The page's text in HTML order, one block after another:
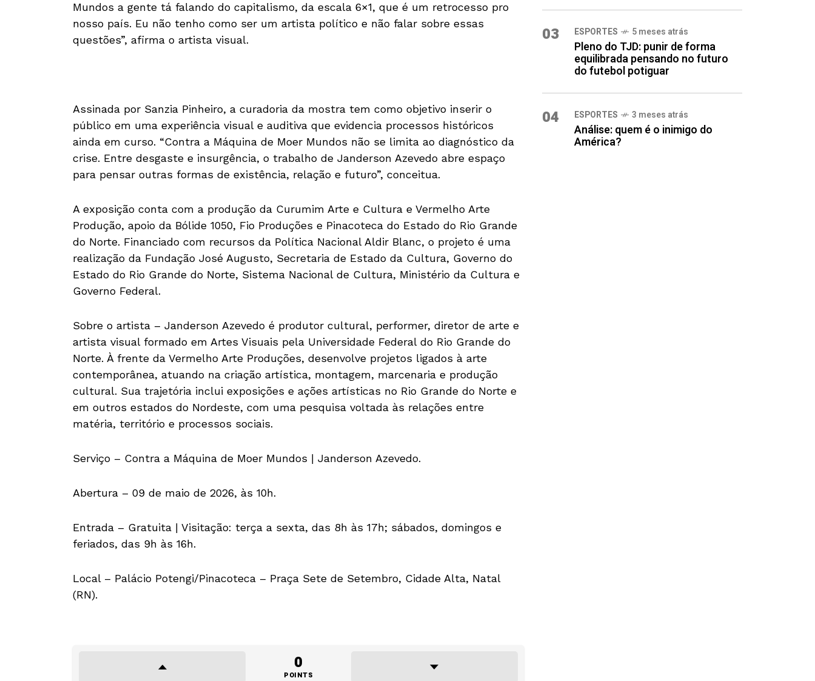
Mundos a gente tá falando do capitalismo, da escala 6×1, que é um retrocesso pro
nosso país. Eu não tenho como ser um artista político e não falar sobre essas
questões”, afirma o artista visual.
Assinada por Sanzia Pinheiro, a curadoria da mostra tem como objetivo inserir o
público em uma experiência visual e auditiva que evidencia processos históricos
ainda em curso. “Contra a Máquina de Moer Mundos não se limita ao diagnóstico da
crise. Entre desgaste e insurgência, o trabalho de Janderson Azevedo abre espaço
para pensar outras formas de existência, relação e futuro”, conceitua.
A exposição conta com a produção da Curumim Arte e Cultura e Vermelho Arte
Produção, apoio da Bólide 1050, Fio Produções e Pinacoteca do Estado do Rio Grande
do Norte. Financiado com recursos da Política Nacional Aldir Blanc, o projeto é uma
realização da Fundação José Augusto, Secretaria de Estado da Cultura, Governo do
Estado do Rio Grande do Norte, Sistema Nacional de Cultura, Ministério da Cultura e
Governo Federal.
Sobre o artista – Janderson Azevedo é produtor cultural, performer, diretor de arte e
artista visual formado em Artes Visuais pela Universidade Federal do Rio Grande do
Norte. À frente da Vermelho Arte Produções, desenvolve projetos ligados à arte
contemporânea, atuando na criação artística, montagem, marcenaria e produção
cultural. Sua trajetória inclui exposições e ações artísticas no Rio Grande do Norte e
em outros estados do Nordeste, com uma pesquisa voltada às relações entre
matéria, território e processos sociais.
Serviço – Contra a Máquina de Moer Mundos | Janderson Azevedo.
Abertura – 09 de maio de 2026, às 10h.
Entrada – Gratuita | Visitação: terça a sexta, das 8h às 17h; sábados, domingos e
feriados, das 9h às 16h.
Local – Palácio Potengi/Pinacoteca – Praça Sete de Setembro, Cidade Alta, Natal
(RN).
0
POINTS
03 ESPORTES 5 meses atrás
Pleno do TJD: punir de forma
equilibrada pensando no futuro
do futebol potiguar
04 ESPORTES 3 meses atrás
Análise: quem é o inimigo do
América?